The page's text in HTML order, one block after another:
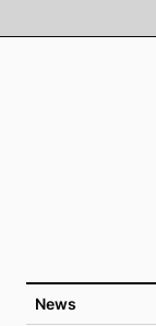
News